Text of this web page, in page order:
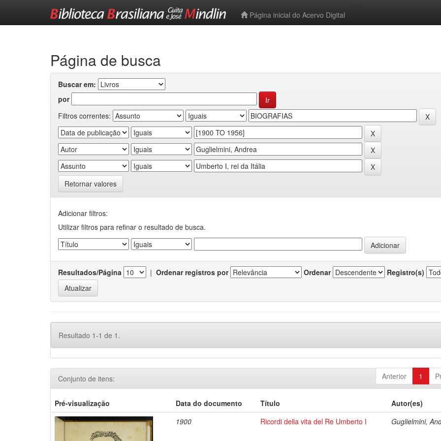
Página inicial do Acervo Digital
Página de busca
Buscar em:
por
Filtros correntes:
Retornar valores
Adicionar filtros:
Utilizar filtros para refinar o resultado de busca.
Resultados/Página | Ordenar registros por Ordenar Registro(s)
Resultado 1-1 de 1.
Anterior 1
Conjunto de itens:
Pré-visualização Data do documento Título
Autor(es)
1900
Ricordi della vita del Re Umberto I Guglielmini,